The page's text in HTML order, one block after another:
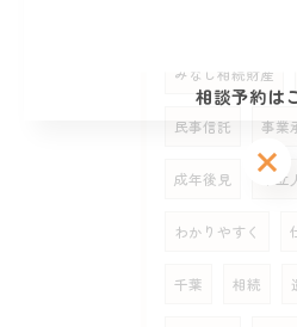
みなし相続財産
民事信託 事業
成年後見 申立
わかりやすく
千葉 相続
相談予約は
相談予約は
相談予約は